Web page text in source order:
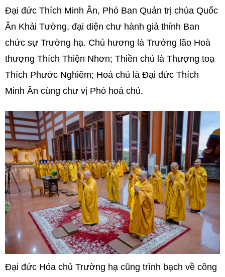
Đại đức Thích Minh Ân, Phó Ban Quản trị chùa Quốc
Ân Khải Tường, đại diện chư hành giả thỉnh Ban
chức sự Trường hạ. Chủ hương là Trưởng lão Hoà
thượng Thích Thiện Nhơn; Thiền chủ là Thượng toạ
Thích Phước Nghiêm; Hoá chủ là Đại đức Thích
Minh Ân cùng chư vị Phó hoá chủ.
Đại đức Hóa chủ Trường hạ cũng trình bạch về công